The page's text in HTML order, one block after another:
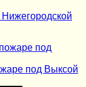
под Выксой